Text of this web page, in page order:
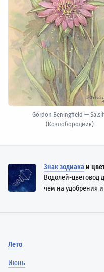
Gordon Beningfield —
(Козлобородник)
Знак зодиака и
Водолей-цветовод
чем на удобрения
Лето
Июнь